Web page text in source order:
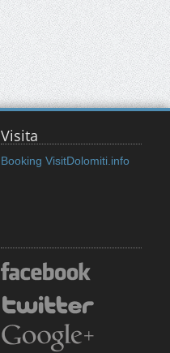
Visita
Booking VisitDolomiti.info